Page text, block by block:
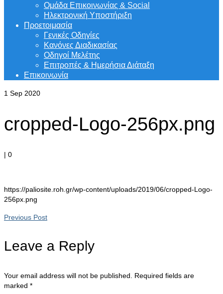
Ομάδα Επικοινωνίας & Social
Ηλεκτρονική Υποστήριξη
Προετοιμασία
Γενικές Οδηγίες
Κανόνες Διαδικασίας
Οδηγοί Μελέτης
Επιτροπές & Ημερήσια Διάταξη
Επικοινωνία
1 Sep 2020
cropped-Logo-256px.png
| 0
https://paliosite.roh.gr/wp-content/uploads/2019/06/cropped-Logo-
256px.png
Previous Post
Leave a Reply
Your email address will not be published.
Required fields are
marked *